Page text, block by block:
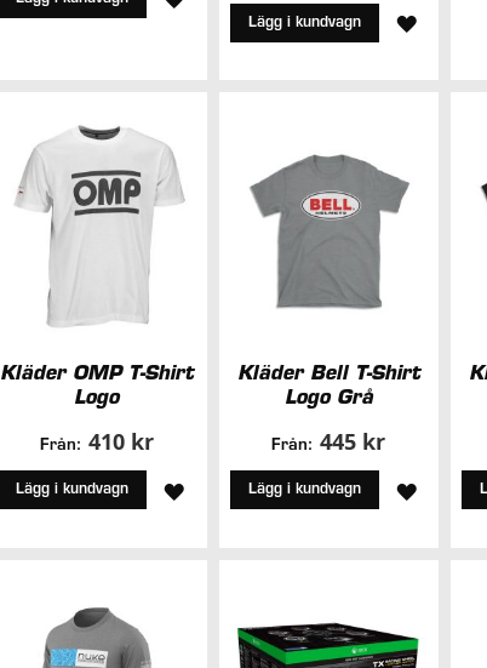
Lägg i kundvagn
LÄGG
Kläder OMP T-Shirt
Logo
Från: 410 kr
Lägg i kundvagn
LÄGG
Kläder Bell T-Shirt
Logo Grå
Från:445 kr
Lägg i kundvagn
LÄGG